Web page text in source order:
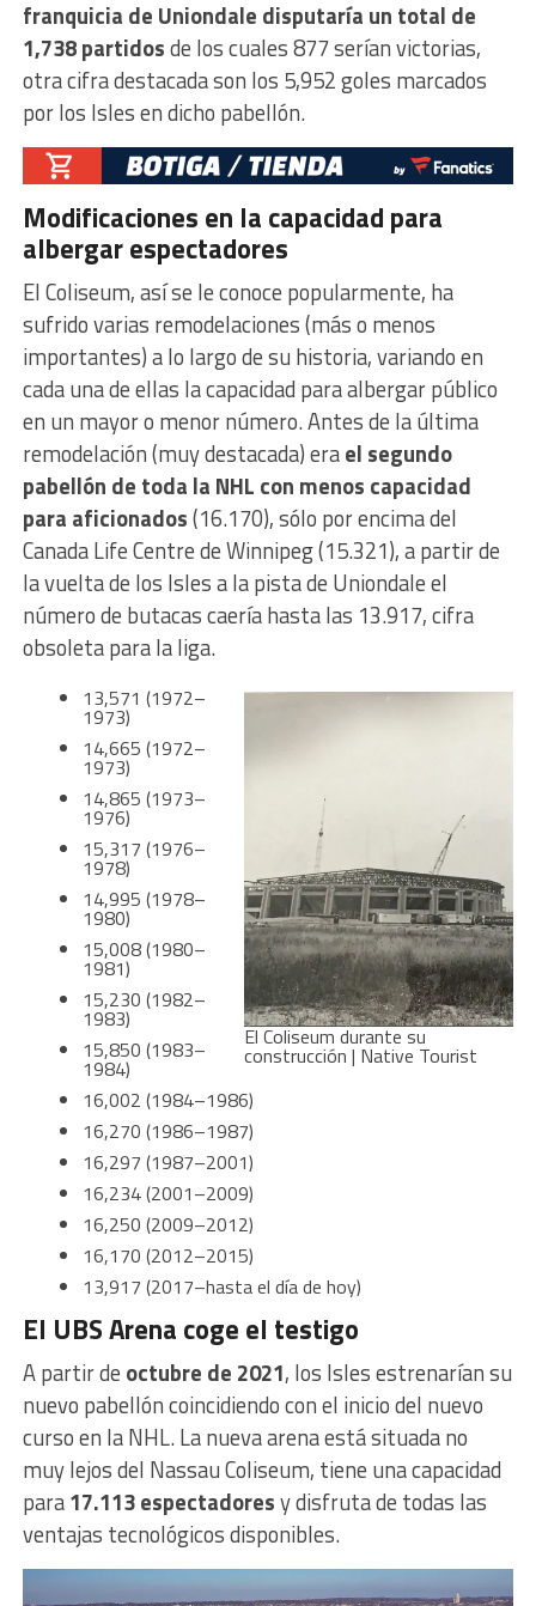
franquicia de Uniondale disputaría un total de
1,738 partidosde los cuales 877 serían victorias,
otra cifra destacada son los 5,952 goles marcados
por los Isles en dicho pabellón.
Modificaciones en la capacidad para
albergar espectadores
El Coliseum, así se le conoce popularmente, ha
sufrido varias remodelaciones (más o menos
importantes) a lo largo de su historia, variando en
cada una de ellas la capacidad para albergar público
en un mayor o menor número. Antes de la última
remodelación (muy destacada) erael segundo
pabellón de toda la NHL con menos capacidad
para aficionados(16.170), sólo por encima del
Canada Life Centre de Winnipeg (15.321), a partir de
la vuelta de los Isles a la pista de Uniondale el
número de butacas caería hasta las 13.917, cifra
obsoleta para la liga.
El Coliseum durante su
construcción | Native Tourist
13,571 (1972–
1973)
14,665 (1972–
1973)
14,865 (1973–
1976)
15,317 (1976–
1978)
14,995 (1978–
1980)
15,008 (1980–
1981)
15,230 (1982–
1983)
15,850 (1983–
1984)
16,002 (1984–1986)
16,270 (1986–1987)
16,297 (1987–2001)
16,234 (2001–2009)
16,250 (2009–2012)
16,170 (2012–2015)
13,917 (2017–hasta el día de hoy)
El UBS Arena coge el testigo
A partir de octubre de 2021, los Isles estrenarían su
nuevo pabellón coincidiendo con el inicio del nuevo
curso en la NHL. La nueva arena está situada no
muy lejos del Nassau Coliseum, tiene una capacidad
para17.113 espectadoresy disfruta de todas las
ventajas tecnológicos disponibles.